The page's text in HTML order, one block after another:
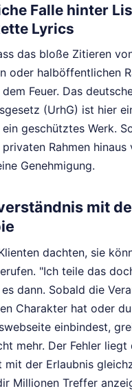
Falle hinter
Lyrics
das bloße Zitieren
oder halböffentlichen
Feuer. Das
(UrhG) ist hier
geschütztes Werk.
Rahmen hinaus
Genehmigung.
mit
dachten, sie
"Ich teile das
dann. Sobald die
Charakter hat oder
einbindest,
mehr. Der Fehler liegt
mit der Erlaubnis
Millionen Treffer